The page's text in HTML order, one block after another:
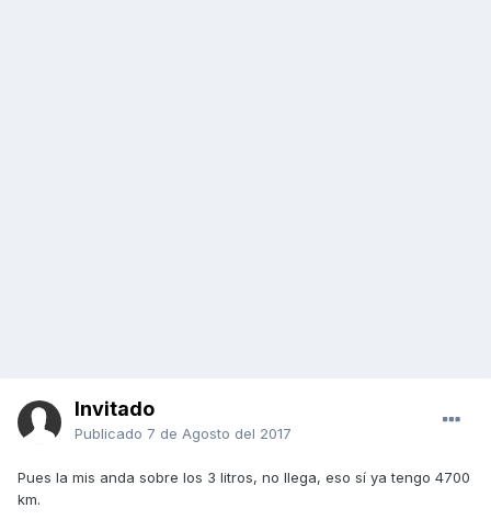
Invitado
Publicado 7 de Agosto del 2017
Pues la mis anda sobre los 3 litros, no llega, eso sí ya tengo 4700
km.